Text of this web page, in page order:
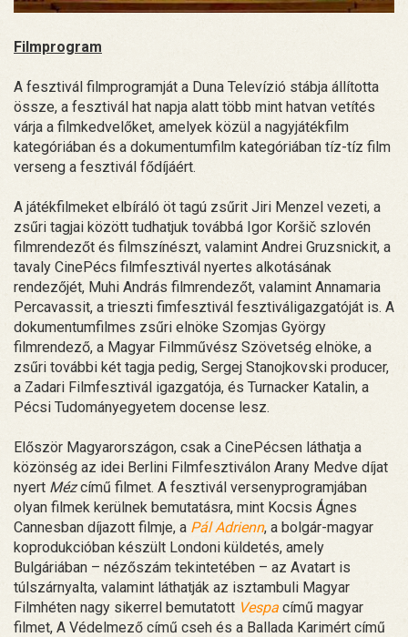
Filmprogram
A fesztivál filmprogramját a Duna Televízió stábja állította
össze, a fesztivál hat napja alatt több mint hatvan vetítés
várja a filmkedvelőket, amelyek közül a nagyjátékfilm
kategóriában és a dokumentumfilm kategóriában tíz-tíz film
verseng a fesztivál fődíjáért.
A játékfilmeket elbíráló öt tagú zsűrit Jiri Menzel vezeti, a
zsűri tagjai között tudhatjuk továbbá Igor Koršič szlovén
filmrendezőt és filmszínészt, valamint Andrei Gruzsnickit, a
tavaly CinePécs filmfesztivál nyertes alkotásának
rendezőjét, Muhi András filmrendezőt, valamint Annamaria
Percavassit, a trieszti fimfesztivál fesztiváligazgatóját is. A
dokumentumfilmes zsűri elnöke Szomjas György
filmrendező, a Magyar Filmművész Szövetség elnöke, a
zsűri további két tagja pedig, Sergej Stanojkovski producer,
a Zadari Filmfesztivál igazgatója, és Turnacker Katalin, a
Pécsi Tudományegyetem docense lesz.
Először Magyarországon, csak a CinePécsen láthatja a
közönség az idei Berlini Filmfesztiválon Arany Medve díjat
nyert Mézcímű filmet. A fesztivál versenyprogramjában
olyan filmek kerülnek bemutatásra, mint Kocsis Ágnes
Cannesban díjazott filmje, a Pál Adrienn, a bolgár-magyar
koprodukcióban készült Londoni küldetés, amely
Bulgáriában – nézőszám tekintetében – az Avatart is
túlszárnyalta, valamint láthatják az isztambuli Magyar
Filmhéten nagy sikerrel bemutatott Vespa című magyar
filmet, A Védelmező című cseh és a Ballada Karimért című